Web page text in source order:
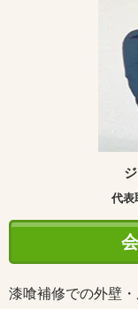
代表
漆喰補修での外壁